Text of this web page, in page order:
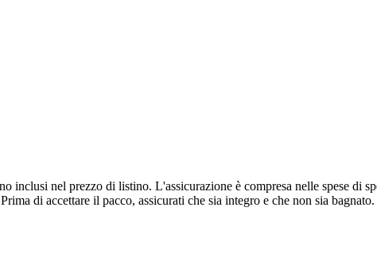
inclusi nel prezzo di listino. L'assicurazione è compresa nelle spese di
di accettare il pacco, assicurati che sia integro e che non sia bagnato.